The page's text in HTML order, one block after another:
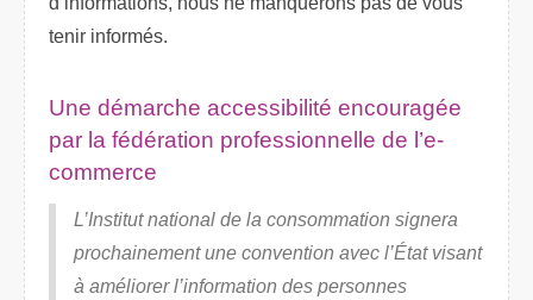
tenir informés.
Une démarche accessibilité encouragée
par la fédération professionnelle de l’e-
commerce
L’Institut national de la consommation signera
prochainement une convention avec l’État visant
à améliorer l’information des personnes